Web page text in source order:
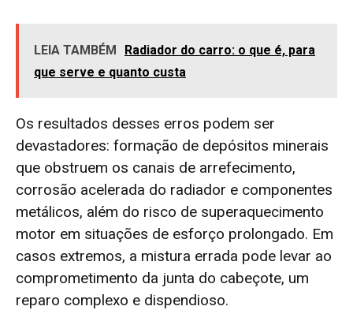
LEIA TAMBÉM
Radiador do carro: o que é, para
que serve e quanto custa
Os resultados desses erros podem ser
devastadores: formação de depósitos minerais
que obstruem os canais de arrefecimento,
corrosão acelerada do radiador e componentes
metálicos, além do risco de superaquecimento
motor em situações de esforço prolongado. Em
casos extremos, a mistura errada pode levar ao
comprometimento da junta do cabeçote, um
reparo complexo e dispendioso.